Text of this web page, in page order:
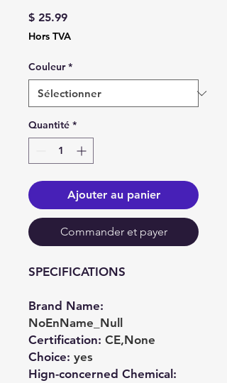
$ 25.99Prix
Hors TVA
Couleur *
Quantité *
Ajouter au panier
Commander et payer
SPECIFICATIONS
Brand Name:
NoEnName_Null
Certification: CE,None
Choice: yes
Hign-concerned Chemical :